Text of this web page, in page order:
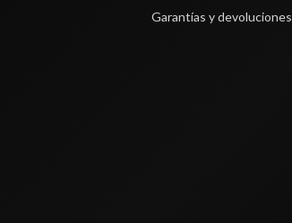
Garantías y devoluciones